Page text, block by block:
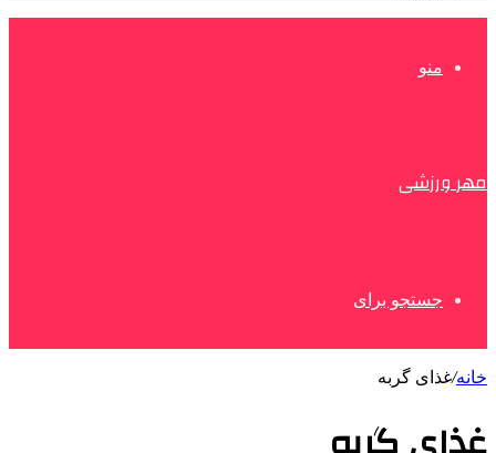
منو
مهر ورزشی
جستجو برای
خانه/غذای گربه